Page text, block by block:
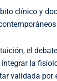
clínico y
el
la
validada